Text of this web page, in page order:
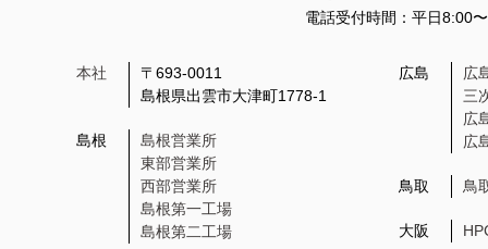
電話受付時間：平日8:00
本社
〒693-0011
島根県出雲市大津町1778-1
島根
島根営業所
東部営業所
西部営業所
島根第一工場
島根第二工場
広島
広
三
広
広
鳥取 鳥
大阪